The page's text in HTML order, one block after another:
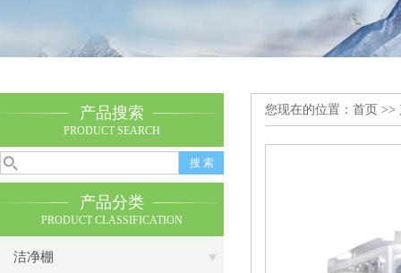
产品搜索
PRODUCT SEARCH
产品分类
PRODUCT CLASSIFICATION
洁净棚
您现在的位置： 首页 >>